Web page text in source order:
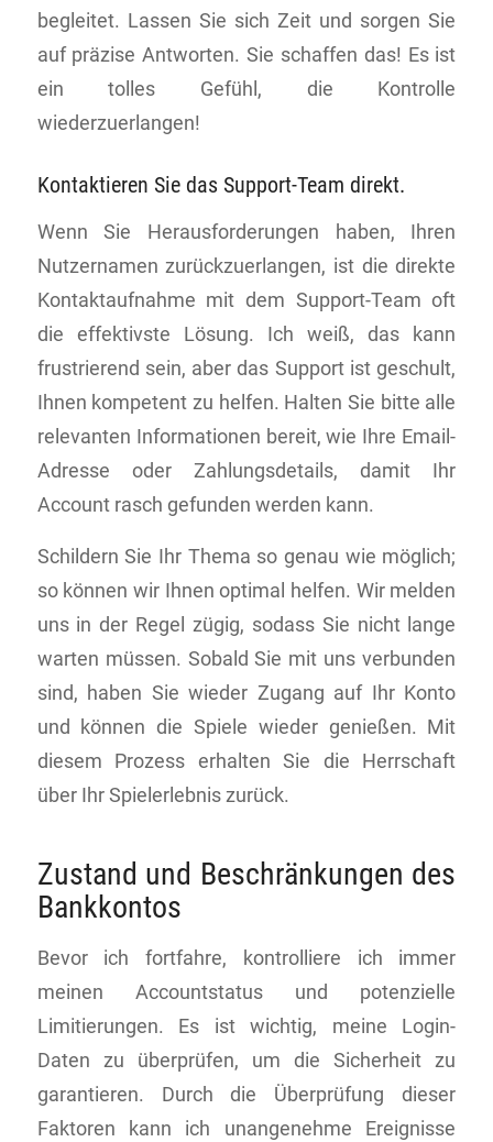
begleitet. Lassen Sie sich Zeit und sorgen Sie
auf präzise Antworten. Sie schaffen das! Es ist
ein tolles Gefühl, die Kontrolle
wiederzuerlangen!
Kontaktieren Sie das Support-Team direkt.
Wenn Sie Herausforderungen haben, Ihren
Nutzernamen zurückzuerlangen, ist die direkte
Kontaktaufnahme mit dem Support-Team oft
die effektivste Lösung. Ich weiß, das kann
frustrierend sein, aber das Support ist geschult,
Ihnen kompetent zu helfen. Halten Sie bitte alle
relevanten Informationen bereit, wie Ihre Email-
Adresse oder Zahlungsdetails, damit Ihr
Account rasch gefunden werden kann.
Schildern Sie Ihr Thema so genau wie möglich;
so können wir Ihnen optimal helfen. Wir melden
uns in der Regel zügig, sodass Sie nicht lange
warten müssen. Sobald Sie mit uns verbunden
sind, haben Sie wieder Zugang auf Ihr Konto
und können die Spiele wieder genießen. Mit
diesem Prozess erhalten Sie die Herrschaft
über Ihr Spielerlebnis zurück.
Zustand und Beschränkungen des
Bankkontos
Bevor ich fortfahre, kontrolliere ich immer
meinen Accountstatus und potenzielle
Limitierungen. Es ist wichtig, meine Login-
Daten zu überprüfen, um die Sicherheit zu
garantieren. Durch die Überprüfung dieser
Faktoren kann ich unangenehme Ereignisse